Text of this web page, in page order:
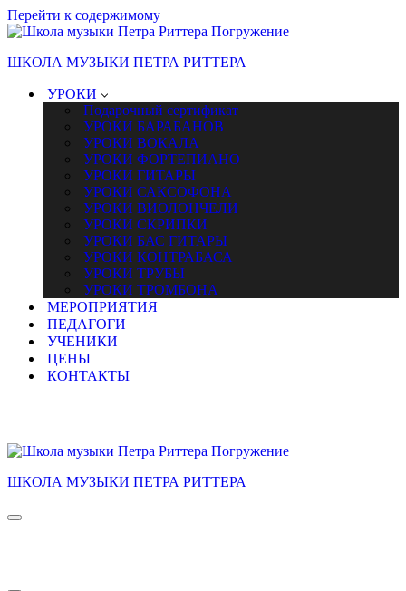
Перейти к содержимому
ШКОЛА МУЗЫКИ ПЕТРА РИТТЕРА
УРОКИ
Подарочный сертификат
УРОКИ БАРАБАНОВ
УРОКИ ВОКАЛА
УРОКИ ФОРТЕПИАНО
УРОКИ ГИТАРЫ
УРОКИ САКСОФОНА
УРОКИ ВИОЛОНЧЕЛИ
УРОКИ СКРИПКИ
УРОКИ БАС ГИТАРЫ
УРОКИ КОНТРАБАСА
УРОКИ ТРУБЫ
УРОКИ ТРОМБОНА
МЕРОПРИЯТИЯ
ПЕДАГОГИ
УЧЕНИКИ
ЦЕНЫ
КОНТАКТЫ
ШКОЛА МУЗЫКИ ПЕТРА РИТТЕРА
Меню